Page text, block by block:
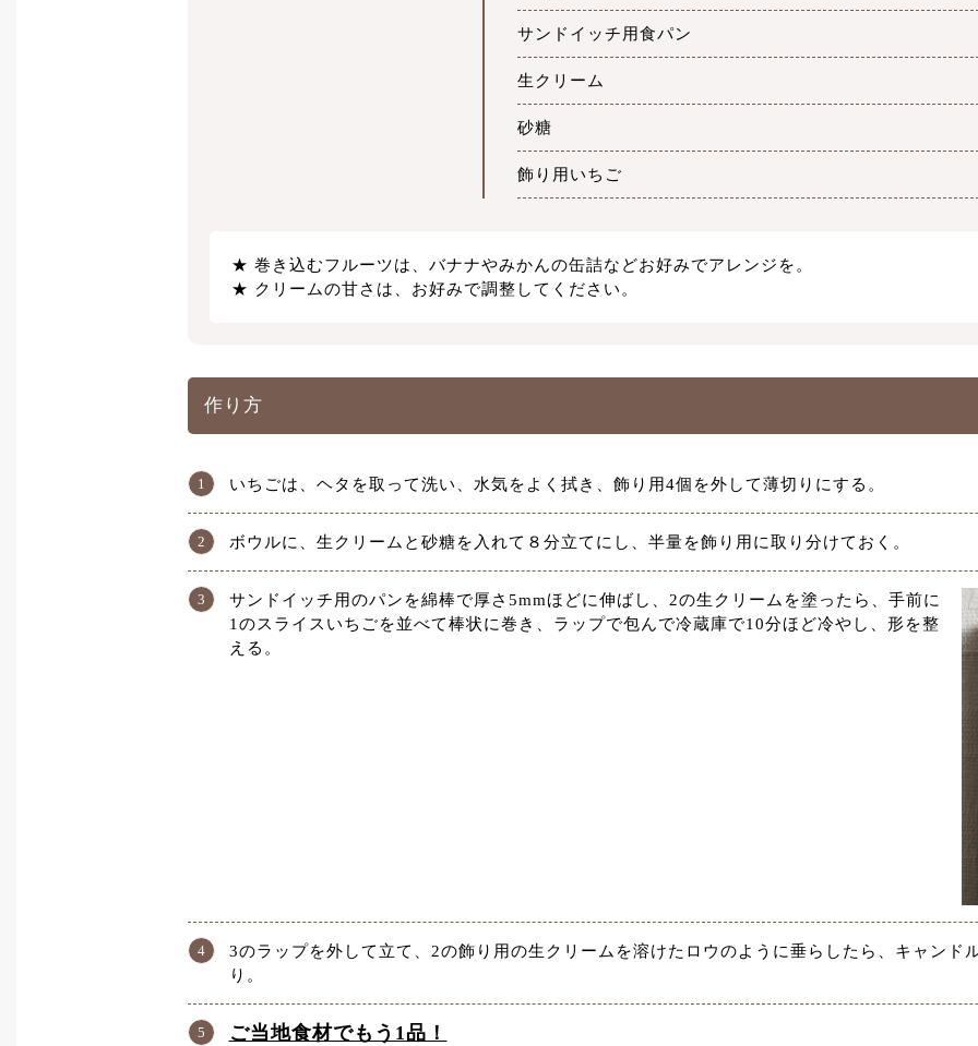
サンドイッチ用食パン
生クリーム
砂糖
飾り用いちご
巻き込むフルーツは、バナナやみかんの缶詰などお好みでアレンジを。
クリームの甘さは、お好みで調整してください。
作り方
いちごは、ヘタを取って洗い、水気をよく拭き、飾り用4個を外して薄切りにする。
ボウルに、生クリームと砂糖を入れて８分立てにし、半量を飾り用に取り分けておく。
サンドイッチ用のパンを綿棒で厚さ5mmほどに伸ばし、2の生クリームを塗ったら、手前に
1のスライスいちごを並べて棒状に巻き、ラップで包んで冷蔵庫で10分ほど冷やし、形を整
える。
3のラップを外して立て、2の飾り用の生クリームを溶けたロウのように垂らしたら、キャンド
り。
ご当地食材でもう1品！